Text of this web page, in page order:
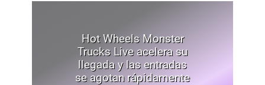
Hot Wheels Monster
Trucks Live acelera su
llegada y las entradas
se agotan rápidamente